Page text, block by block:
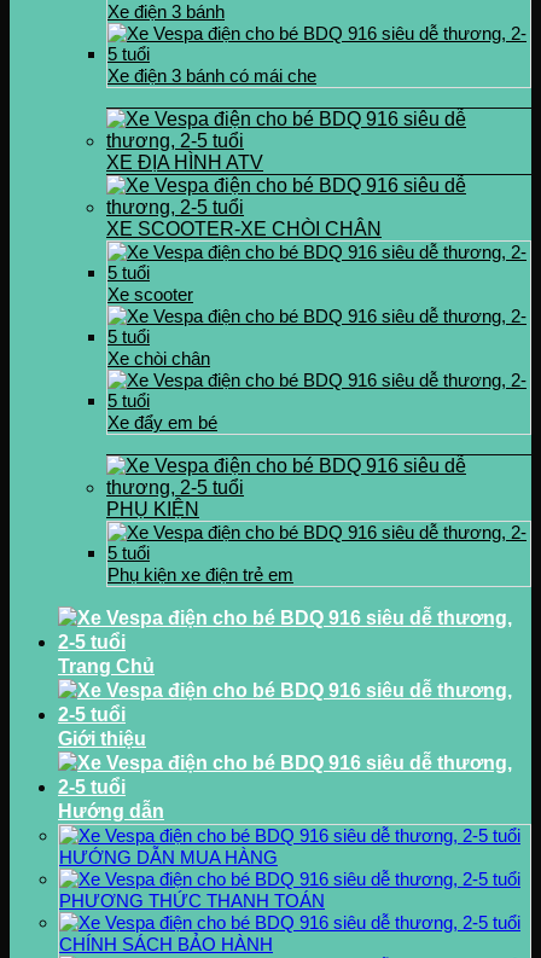
Xe điện 3 bánh
Xe điện 3 bánh có mái che
XE ĐỊA HÌNH ATV
XE SCOOTER-XE CHÒI CHÂN
Xe scooter
Xe chòi chân
Xe đẩy em bé
PHỤ KIỆN
Phụ kiện xe điện trẻ em
Trang Chủ
Giới thiệu
Hướng dẫn
HƯỚNG DẪN MUA HÀNG
PHƯƠNG THỨC THANH TOÁN
CHÍNH SÁCH BẢO HÀNH